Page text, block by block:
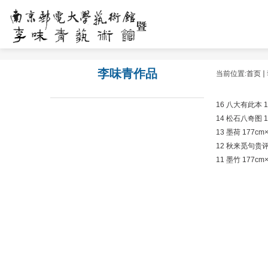
李味青作品 当前位置:首页
16 八大有此本
14 松石八奇图
13 墨荷
12 秋来觅句贵
11 墨竹